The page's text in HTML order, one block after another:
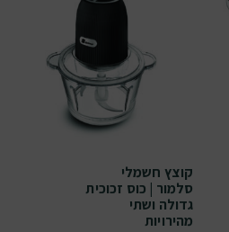
קוצץ חשמלי
סלמור | כוס זכוכית
גדולה ושתי
מהירויות